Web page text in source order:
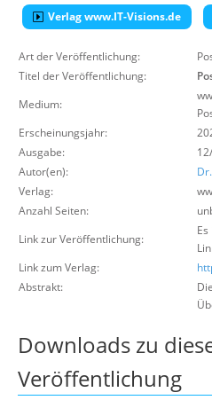
Offene Seminare
Über uns
Verlag www.IT-Visions.de
Art der Veröffentlichung:
Titel der Veröffentlichung:
Medium:
Erscheinungsjahr:
Ausgabe:
Autor(en):
Verlag:
Anzahl Seiten:
Link zur Veröffentlichung:
Link zum Verlag:
Abstrakt:
Downloads zu
Veröffentlichung